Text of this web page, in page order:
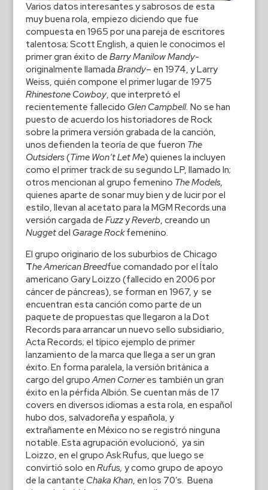
Varios datos interesantes y sabrosos de esta
muy buena rola, empiezo diciendo que fue
compuesta en 1965 por una pareja de escritores
talentosa; Scott English, a quien le conocimos el
primer gran éxito de Barry ManilowMandy-
originalmente llamada Brandy– en 1974, y Larry
Weiss, quién compone el primer lugar de 1975
Rhinestone Cowboy, que interpretó el
recientemente fallecido Glen Campbell. No se han
puesto de acuerdo los historiadores de Rock
sobre la primera versión grabada de la canción,
unos defienden la teoría de que fueron The
Outsiders(Time Won’t Let Me) quienes la incluyen
como el primer track de su segundo LP, llamado In;
otros mencionan al grupo femenino The Models,
quienes aparte de sonar muy bien y de lucir por el
estilo, llevan al acetato para la MGM Records una
versión cargada de FuzzyReverb, creando un
Nuggetdel Garage Rockfemenino.
El grupo originario de los suburbios de Chicago
The American Breedfue comandado por el Ítalo
americano Gary Loizzo (fallecido en 2006 por
cáncer de páncreas), se forman en 1967, y se
encuentran esta canción como parte de un
paquete de propuestas que llegaron a la Dot
Records para arrancar un nuevo sello subsidiario,
Acta Records; el típico ejemplo de primer
lanzamiento de la marca que llega a ser un gran
éxito. En forma paralela, la versión británica a
cargo del grupoAmen Corneres también un gran
éxito en la pérfida Albión. Se cuentan más de 17
covers en diversos idiomas a esta rola, en español
hubo dos, salvadoreña y española, y
extrañamente en México no se registró ninguna
notable. Esta agrupación evolucionó, ya sin
Loizzo, en el grupo Ask Rufus, que luego se
convirtió solo en Rufus, y como grupo de apoyo
de la cantante Chaka Khan, en los 70’s. Buena